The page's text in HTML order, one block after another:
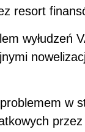
resort
wyłudzeń
w